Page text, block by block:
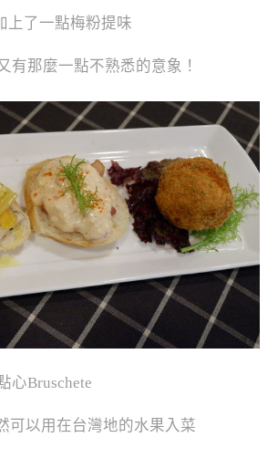
上了一點梅粉提味
有那麼一點不熟悉的意象！
心Bruschete
可以用在台灣地的水果入菜